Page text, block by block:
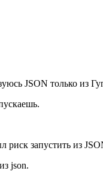
JSON только из
запустить из
json.